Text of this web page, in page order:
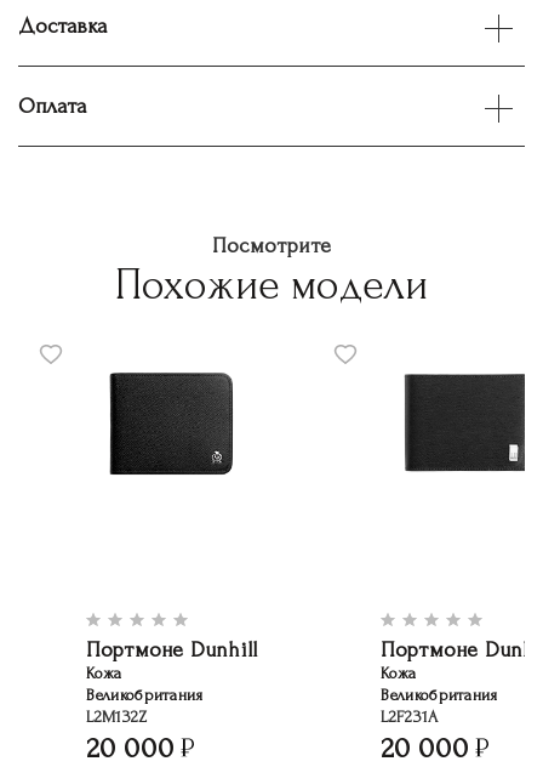
Доставка
Оплата
Посмотрите
Похожие модели
Портмоне Dunhill
Кожа
Великобритания
L2M132Z
20 000
Портмоне
Кожа
Великобритания
L2F231A
20 000